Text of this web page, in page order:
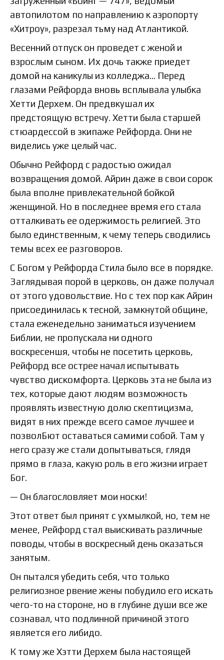
автопилотом по направлению к аэропорту
«Хитроу», разрезал тьму над Атлантикой.
Весенний отпуск он проведет с женой и
взрослым сыном. Их дочь также приедет
домой на каникулы из колледжа… Перед
глазами Рейфорда вновь всплывала улыбка
Хетти Дерхем. Он предвкушал их
предстоящую встречу. Хетти была старшей
стюардессой в экипаже Рейфорда. Они не
виделись уже целый час.
Обычно Рейфорд с радостью ожидал
возвращения домой. Айрин даже в свои сорок
была вполне привлекательной бойкой
женщиной. Но в последнее время его стала
отталкивать ее одержимость религией. Это
было единственным, к чему теперь сводились
темы всех ее разговоров.
С Богом у Рейфорда Стила было все в порядке.
Заглядывая порой в церковь, он даже получал
от этого удовольствие. Но с тех пор как Айрин
присоединилась к тесной, замкнутой общине,
стала еженедельно заниматься изучением
Библии, не пропускала ни одного
воскресеншя, чтобы не посетить церковь,
Рейфорд все острее начал испытывать
чувство дискомфорта. Церковь эта не была из
тех, которые дают людям возможность
проявлять известную долю скептицизма,
видят в них прежде всего самое лучшее и
позволБют оставаться самими собой. Там у
него сразу же стали допытываться, глядя
прямо в глаза, какую роль в его жизни играет
Бог.
— Он благословляет мои носки!
Этот ответ был принят с ухмылкой, но, тем не
менее, Рейфорд стал выискивать различные
поводы, чтобы в воскресный день оказаться
занятым.
Он пытался убедить себя, что только
религиозное рвение жены побудило его искать
чего-то на стороне, но в глубине души все же
сознавал, что подлинной причиной этого
является его либидо.
К тому же Хэтти Дерхем была настоящей